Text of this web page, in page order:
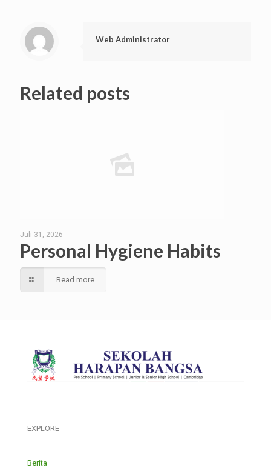
Web Administrator
Related posts
Juli 31, 2026
Personal Hygiene Habits
Read more
EXPLORE
Berita